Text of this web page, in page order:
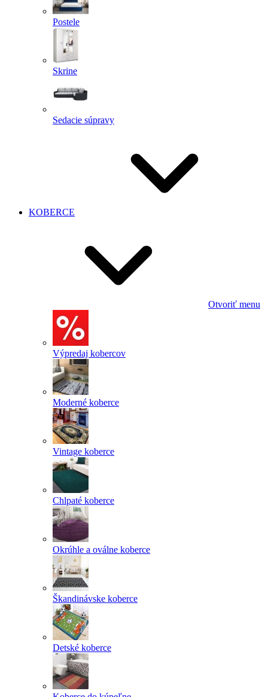
Postele
Skrine
Sedacie súpravy
KOBERCE
Otvoriť menu
Výpredaj kobercov
Moderné koberce
Vintage koberce
Chlpaté koberce
Okrúhle a oválne koberce
Škandinávske koberce
Detské koberce